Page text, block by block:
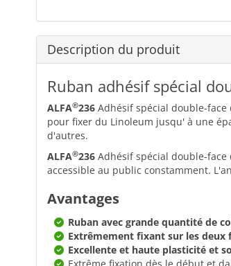
Description du produit
Ruban adhésif spécial
ALFA®236 Adhésif spécial double-
pour fixer du Linoleum jusqu' à une
d'autres.
ALFA®236 Adhésif spécial double-face
accessible au public constamment.
Avantages
Ruban avec grande quantité de
Extrêmement fixant sur les deux
Excellente et haute plasticité et